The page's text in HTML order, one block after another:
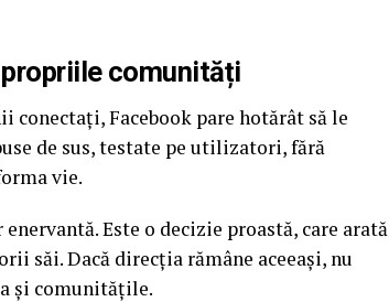
comunități
Facebook pare hotărât să le
de sus, testate pe utilizatori, fără
vie.
Este o decizie proastă, care arată
săi. Dacă direcția rămâne aceeași, nu
și comunitățile.